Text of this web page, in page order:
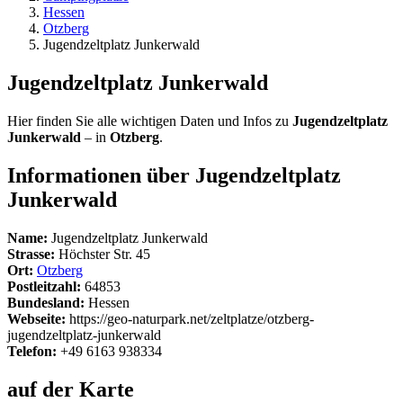
Hessen
Otzberg
Jugendzeltplatz Junkerwald
Jugendzeltplatz Junkerwald
Hier finden Sie alle wichtigen Daten und Infos zu Jugendzeltplatz
Junkerwald – in Otzberg.
Informationen über Jugendzeltplatz
Junkerwald
Name: Jugendzeltplatz Junkerwald
Strasse: Höchster Str. 45
Ort: Otzberg
Postleitzahl: 64853
Bundesland: Hessen
Webseite: https://geo-naturpark.net/zeltplatze/otzberg-
jugendzeltplatz-junkerwald
Telefon: +49 6163 938334
auf der Karte